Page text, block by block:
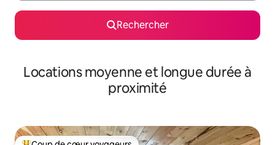
Rechercher
Locations moyenne et longue durée à
proximité